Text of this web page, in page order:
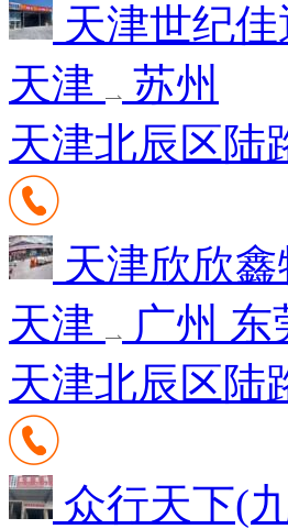
天津世纪
天津
苏州
天津北辰区陆
天津欣欣
天津
广州
天津北辰区陆
众行天下(